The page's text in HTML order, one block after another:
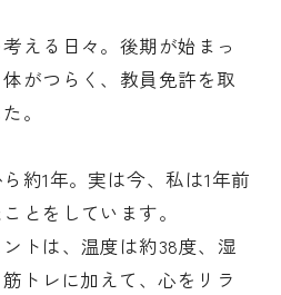
える日々。後期が始まっ
がつらく、教員免許を取
。
約1年。実は今、私は1年前
とをしています。
トは、温度は約38度、湿
トレに加えて、心をリラ